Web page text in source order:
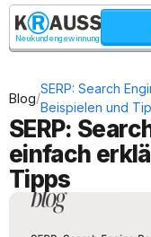
Neukundengewinnung
Blog/
SERP: Search
Beispielen und
SERP:
einfach
Tipps